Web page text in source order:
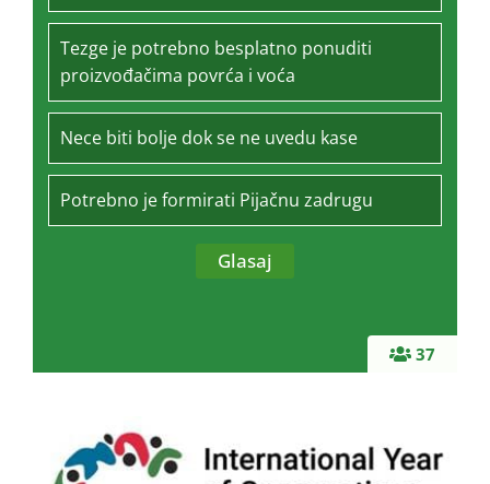
37
Tezge je potrebno besplatno ponuditi
proizvođačima povrća i voća
Nece biti bolje dok se ne uvedu kase
Potrebno je formirati Pijačnu zadrugu